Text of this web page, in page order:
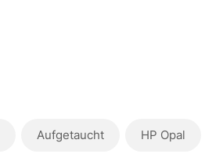
Aufgetaucht HP Opal